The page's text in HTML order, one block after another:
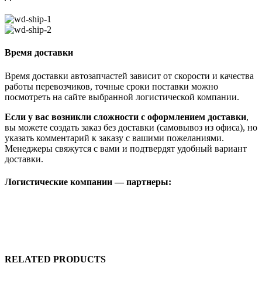
Время доставки
Время доставки автозапчастей зависит от скорости и качества
работы перевозчиков, точные сроки поставки можно
посмотреть на сайте выбранной логистической компании.
Если у вас возникли сложности с оформлением доставки,
вы можете создать заказ без доставки (самовывоз из офиса), но
указать комментарий к заказу с вашими пожеланиями.
Менеджеры свяжутся с вами и подтвердят удобный вариант
доставки.
Логистические компании — партнеры:
RELATED PRODUCTS